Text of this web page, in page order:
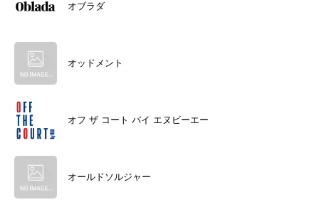
オブラダ
オッドメント
オフ ザ コート バイ エヌビーエー
オールドソルジャー